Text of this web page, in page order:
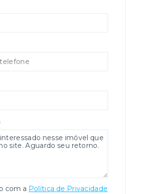
com a Política de Privacidade